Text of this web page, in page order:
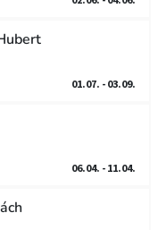
01.07. - 03.09.
06.04. - 11.04.